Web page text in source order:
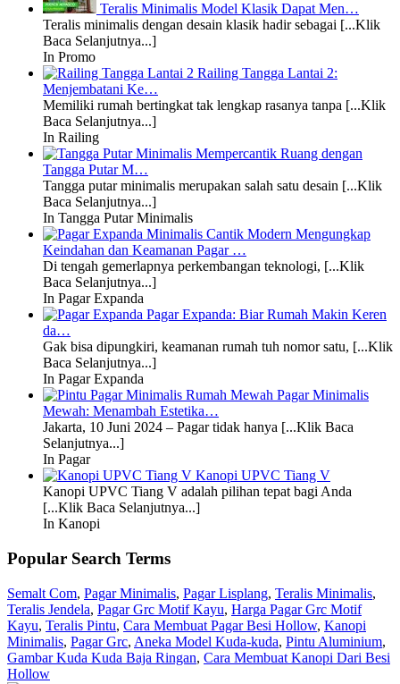
Teralis Minimalis Model Klasik Dapat Men…
Teralis minimalis dengan desain klasik hadir sebagai [...Klik
Baca Selanjutnya...]
In Promo
Railing Tangga Lantai 2:
Menjembatani Ke…
Memiliki rumah bertingkat tak lengkap rasanya tanpa [...Klik
Baca Selanjutnya...]
In Railing
Mempercantik Ruang dengan
Tangga Putar M…
Tangga putar minimalis merupakan salah satu desain [...Klik
Baca Selanjutnya...]
In Tangga Putar Minimalis
Mengungkap
Keindahan dan Keamanan Pagar …
Di tengah gemerlapnya perkembangan teknologi, [...Klik
Baca Selanjutnya...]
In Pagar Expanda
Pagar Expanda: Biar Rumah Makin Keren
da…
Gak bisa dipungkiri, keamanan rumah tuh nomor satu, [...Klik
Baca Selanjutnya...]
In Pagar Expanda
Pagar Minimalis
Mewah: Menambah Estetika…
Jakarta, 10 Juni 2024 – Pagar tidak hanya [...Klik Baca
Selanjutnya...]
In Pagar
Kanopi UPVC Tiang V
Kanopi UPVC Tiang V adalah pilihan tepat bagi Anda
[...Klik Baca Selanjutnya...]
In Kanopi
Popular Search Terms
Semalt Com, Pagar Minimalis, Pagar Lisplang, Teralis Minimalis,
Teralis Jendela, Pagar Grc Motif Kayu, Harga Pagar Grc Motif
Kayu, Teralis Pintu, Cara Membuat Pagar Besi Hollow, Kanopi
Minimalis, Pagar Grc, Aneka Model Kuda-kuda, Pintu Aluminium,
Gambar Kuda Kuda Baja Ringan, Cara Membuat Kanopi Dari Besi
Hollow